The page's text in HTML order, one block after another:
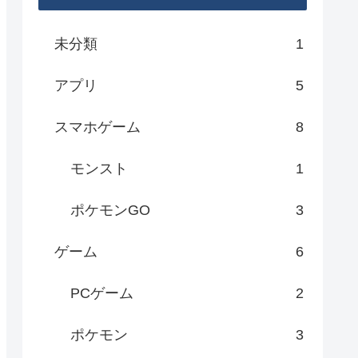
未分類 1
アプリ 5
スマホゲーム 8
モンスト 1
ポケモンGO 3
ゲーム 6
PCゲーム 2
ポケモン 3